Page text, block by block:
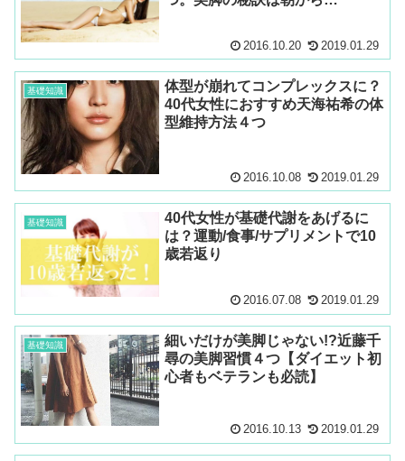
2016.10.20 2019.01.29
基礎知識
体型が崩れてコンプレックスに？
40代女性におすすめ天海祐希の体
型維持方法４つ
2016.10.08 2019.01.29
基礎知識
40代女性が基礎代謝をあげるに
は？運動/食事/サプリメントで10
歳若返り
2016.07.08 2019.01.29
基礎知識
細いだけが美脚じゃない!?近藤千
尋の美脚習慣４つ【ダイエット初
心者もベテランも必読】
2016.10.13 2019.01.29